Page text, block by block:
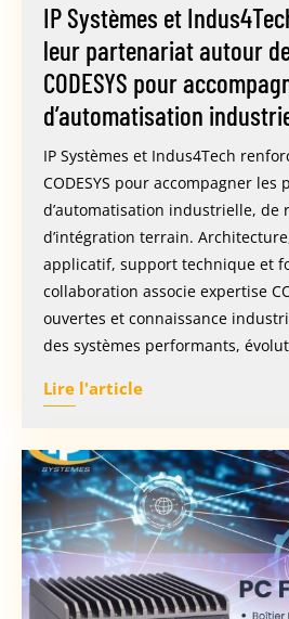
IP Systèmes et
leur partenariat autour
CODESYS pour
d’automatisation
IP Systèmes et Indus4Tech
CODESYS pour accompagner les
d’automatisation industrielle, de
d’intégration terrain.
applicatif, support technique et
collaboration associe expertise
ouvertes et connaissance
des systèmes performants,
Lire l'article